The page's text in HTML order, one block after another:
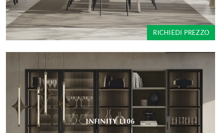
RICHIEDI PREZZO
INFINITY L106